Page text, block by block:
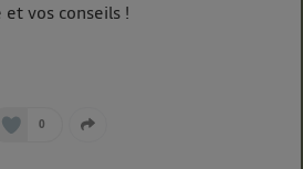
vos conseils !
0